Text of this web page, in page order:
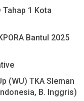
Tahap 1 Kota
Bantul 2025
(WU) TKA Sleman
B. Inggris)